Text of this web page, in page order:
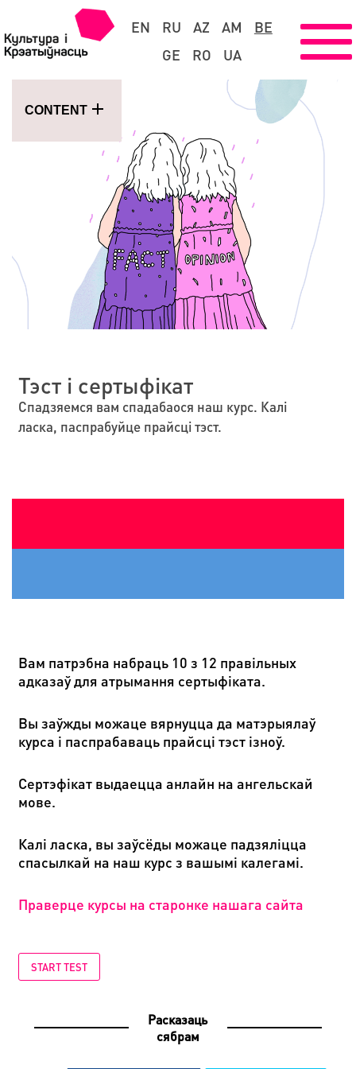
EN RU AZ AM
BE
GE
RO UA
CONTENT
Тэст і сертыфікат
Спадзяемся вам спадабаocя наш курс. Калі
ласка, паспрабуйце прайсці тэст.
Вам патрэбна набраць 10 з 12 правільных
адказаў для атрымання сертыфіката.
Вы заўжды можаце вярнуцца да матэрыялаў
курса і паспрабаваць прайсці тэст ізноў.
Сертэфікат выдаецца анлайн на ангельскай
мове.
Калі ласка, вы заўсёды можаце падзяліцца
спасылкай на наш курс з вашымі калегамі.
Праверце курсы на старонке нашага сайта
START TEST
Расказаць
сябрам